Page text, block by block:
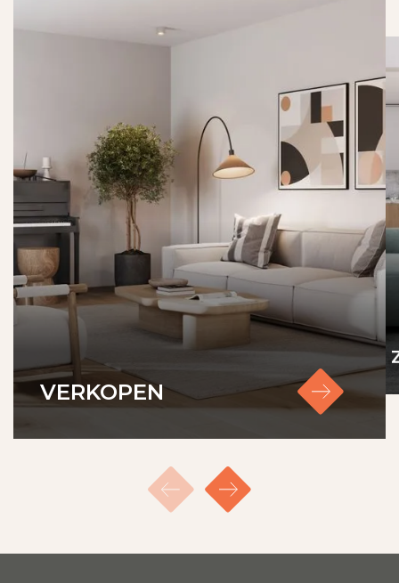
Inhoud: 259 m3
Energielabel: E geldig tot 23-11-2032 (dakisolatie is
VERKOPEN